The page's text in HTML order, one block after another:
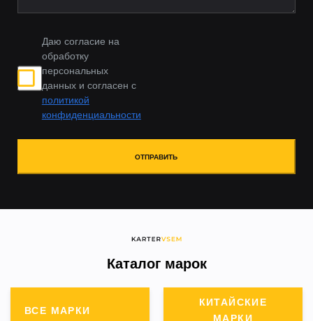
Даю согласие на
обработку
персональных
данных и согласен с
политикой
конфиденциальности
ОТПРАВИТЬ
Каталог марок
ВСЕ МАРКИ
КИТАЙСКИЕ
МАРКИ